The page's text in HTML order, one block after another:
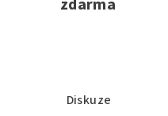
zdarma
Diskuze